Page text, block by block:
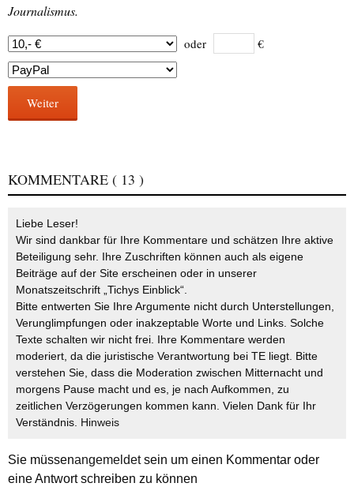
Journalismus.
oder €
Weiter
KOMMENTARE ( 13 )
Liebe Leser!
Wir sind dankbar für Ihre Kommentare und schätzen Ihre aktive
Beteiligung sehr. Ihre Zuschriften können auch als eigene
Beiträge auf der Site erscheinen oder in unserer
Monatszeitschrift „Tichys Einblick“.
Bitte entwerten Sie Ihre Argumente nicht durch Unterstellungen,
Verunglimpfungen oder inakzeptable Worte und Links. Solche
Texte schalten wir nicht frei. Ihre Kommentare werden
moderiert, da die juristische Verantwortung bei TE liegt. Bitte
verstehen Sie, dass die Moderation zwischen Mitternacht und
morgens Pause macht und es, je nach Aufkommen, zu
zeitlichen Verzögerungen kommen kann. Vielen Dank für Ihr
Verständnis. Hinweis
Sie müssenangemeldetsein um einen Kommentar oder
eine Antwort schreiben zu können